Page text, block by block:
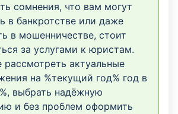
сомнения, что вам могут
в банкротстве или даже
в мошенничестве, стоит
за услугами к юристам.
актуальные
на %текущий год% год в
выбрать надёжную
и без проблем оформить